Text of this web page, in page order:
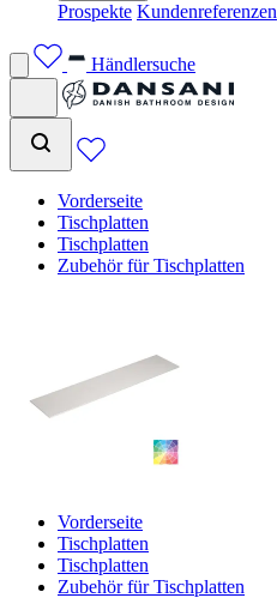
Prospekte Kundenreferenzen
Händlersuche
Vorderseite
Tischplatten
Tischplatten
Zubehör für Tischplatten
Vorderseite
Tischplatten
Tischplatten
Zubehör für Tischplatten